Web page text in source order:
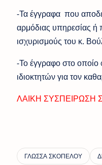
-Τα έγγραφα που
αρμόδιας υπηρεσίας
ισχυρισμούς του κ.
-Το έγγραφο στο οποίο
ιδιοκτητών για τον
ΛΑΙΚΗ ΣΥΣΠΕΙΡΩΣΗ